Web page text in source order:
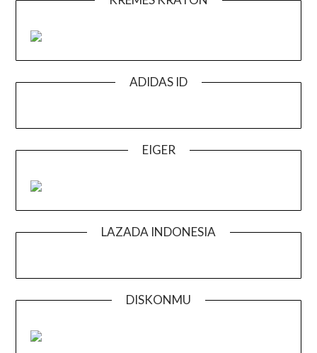
ADIDAS ID
EIGER
LAZADA INDONESIA
DISKONMU